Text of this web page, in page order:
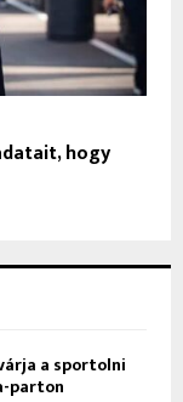
hogy
a sportolni
parton